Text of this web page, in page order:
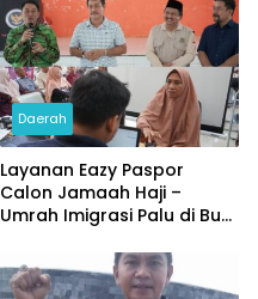
Daerah
Layanan Eazy Paspor
Calon Jamaah Haji –
Umrah Imigrasi Palu di Buol